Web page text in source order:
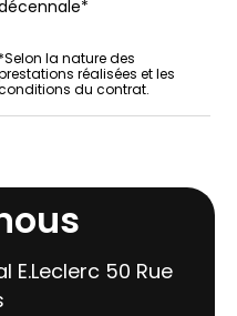
*Selon la nature des
réalisées et les
du contrat.
50 Rue